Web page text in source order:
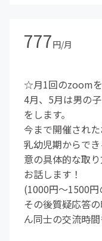
777円/月
☆月1回のzoomを
4月、5月は男の
をします。
今まで開催され
乳幼児期からで
意の具体的な取
お話します！
(1000円〜1500
その後質疑応答
ん同士の交流時間